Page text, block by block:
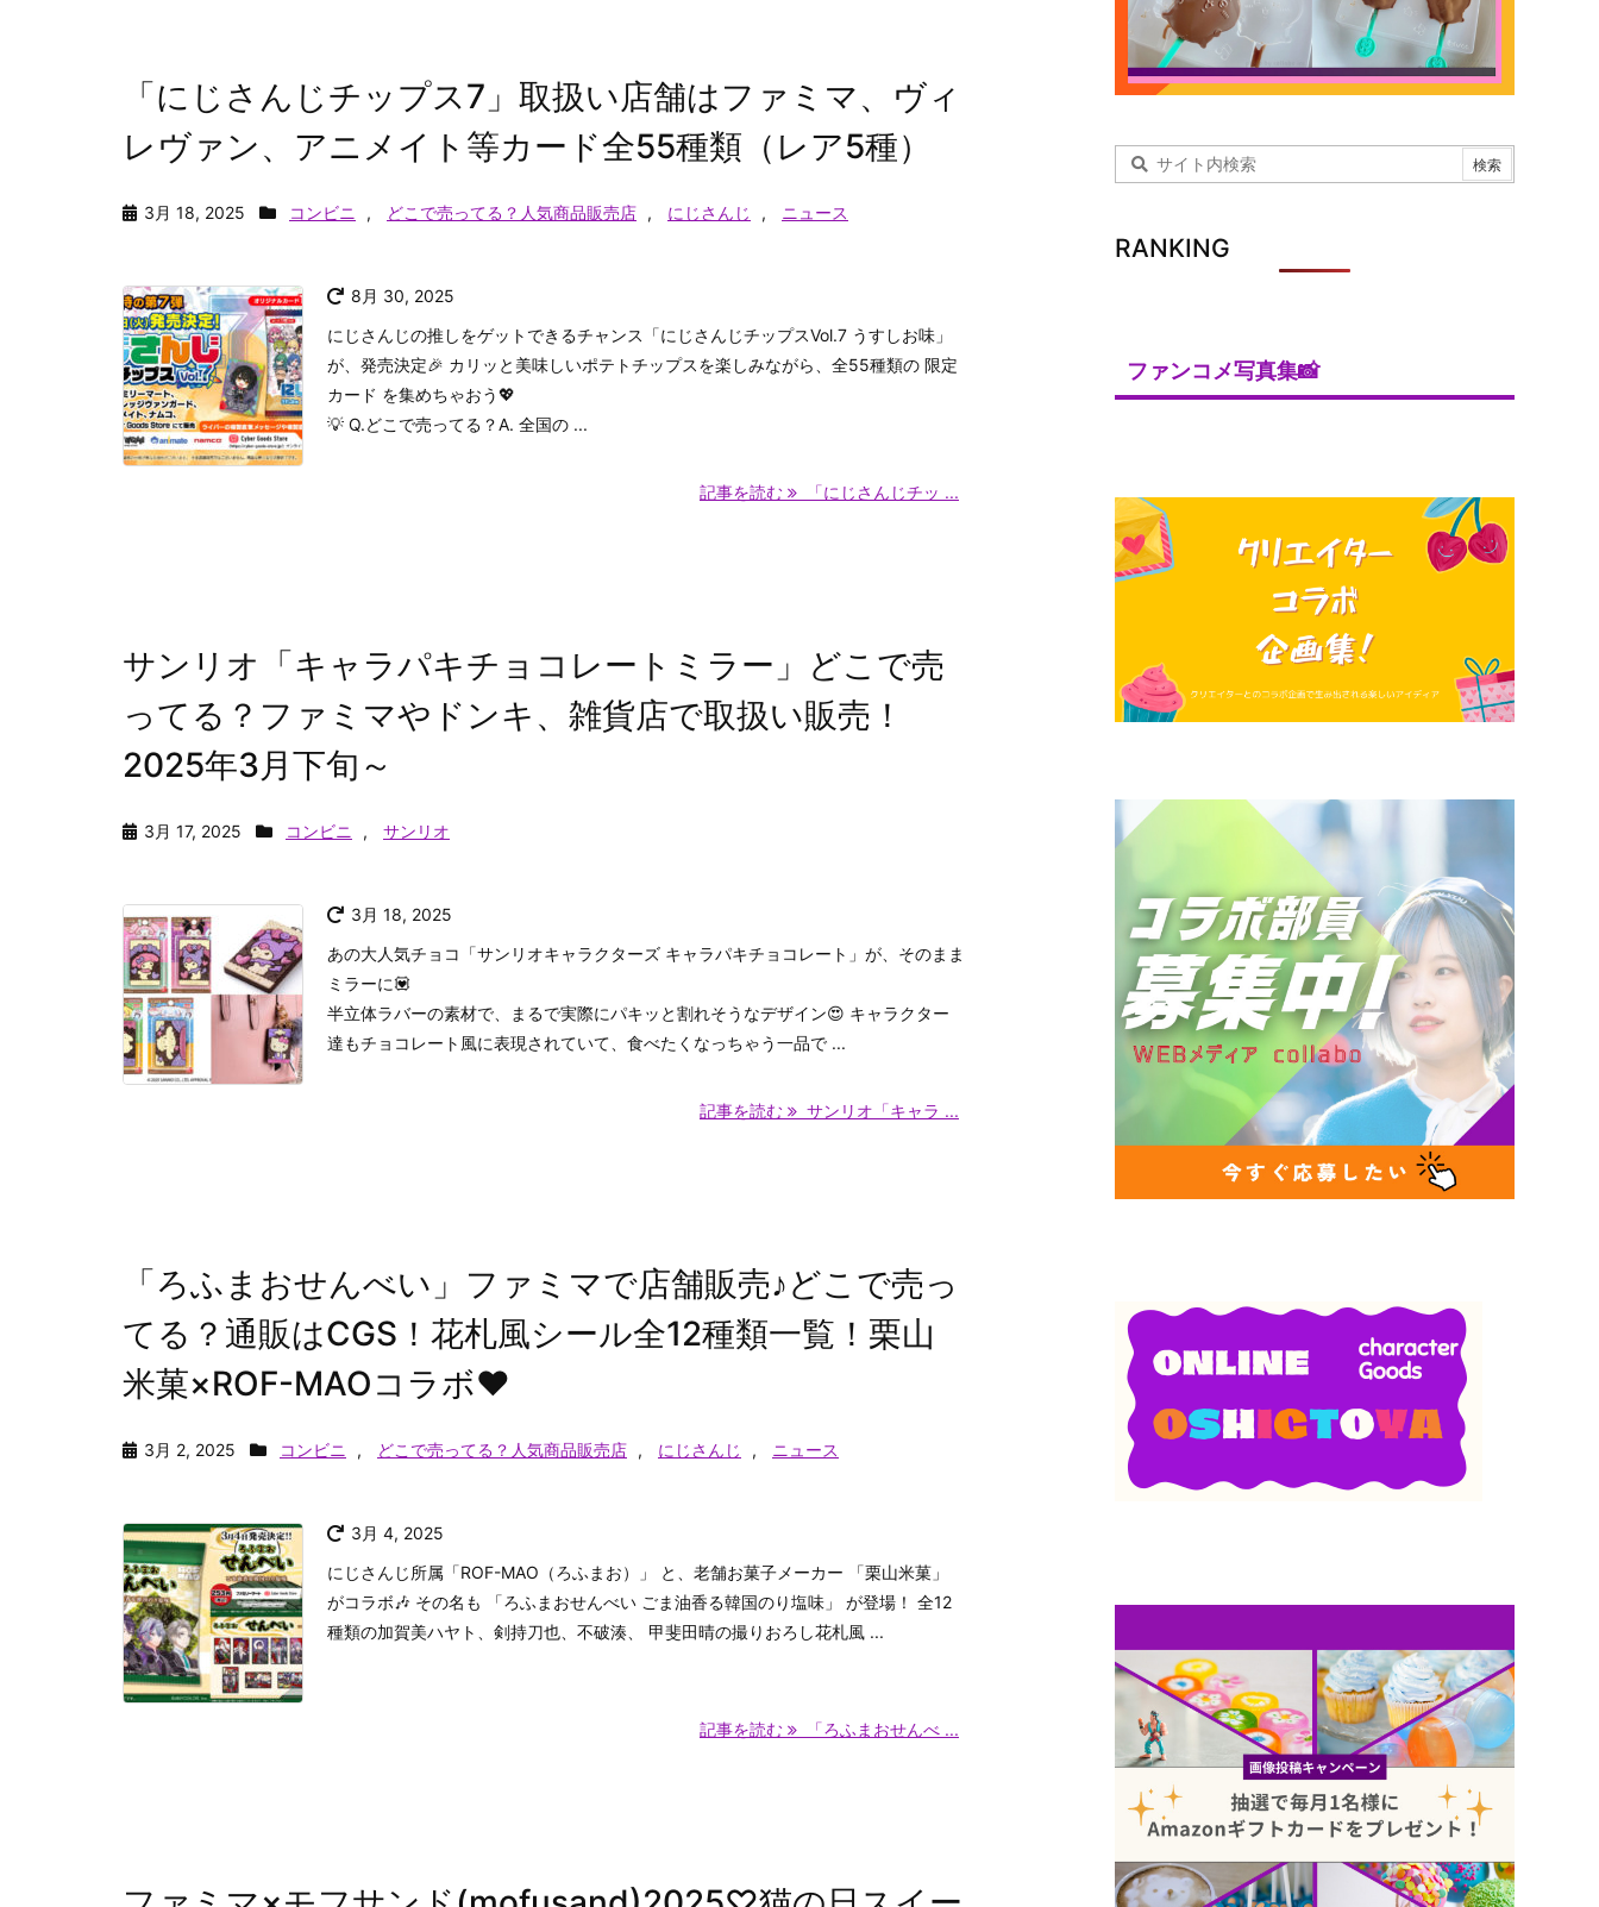
「にじさんじチップス7」取扱い店舗はファミマ、ヴィ
レヴァン、アニメイト等カード全55種類（レア5種）
3月 18, 2025 コンビニ , どこで売ってる？人気商品販売店 , にじさんじ , ニュース
8月 30, 2025
にじさんじの推しをゲットできるチャンス「にじさんじチップスVol.7 うすしお味」
が、発売決定🎉 カリッと美味しいポテトチップスを楽しみながら、全55種類の 限定
カード を集めちゃおう💖
💡 Q.どこで売ってる？A. 全国の ...
記事を読む 「にじさんじチッ ...
サンリオ「キャラパキチョコレートミラー」どこで売
ってる？ファミマやドンキ、雑貨店で取扱い販売！
2025年3月下旬～
3月 17, 2025 コンビニ , サンリオ
3月 18, 2025
あの大人気チョコ「サンリオキャラクターズ キャラパキチョコレート」が、そのまま
ミラーに💟
半立体ラバーの素材で、まるで実際にパキッと割れそうなデザイン😍 キャラクター
達もチョコレート風に表現されていて、食べたくなっちゃう一品で ...
記事を読む サンリオ「キャラ ...
「ろふまおせんべい」ファミマで店舗販売♪どこで売っ
てる？通販はCGS！花札風シール全12種類一覧！栗山
米菓×ROF-MAOコラボ♥
3月 2, 2025 コンビニ , どこで売ってる？人気商品販売店 , にじさんじ , ニュース
3月 4, 2025
にじさんじ所属「ROF-MAO（ろふまお）」 と、老舗お菓子メーカー 「栗山米菓」
がコラボ🎶 その名も 「ろふまおせんべい ごま油香る韓国のり塩味」 が登場！ 全12
種類の加賀美ハヤト、剣持刀也、不破湊、 甲斐田晴の撮りおろし花札風 ...
記事を読む 「ろふまおせんべ ...
RANKING
ファンコメ写真集📸